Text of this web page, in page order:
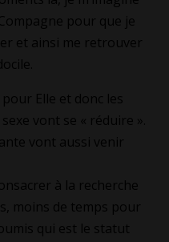
pour que je
et ainsi me retrouver
Elle et donc les
vont se « réduire ».
vont aussi venir
à la recherche
moins de temps pour
qui est le statut